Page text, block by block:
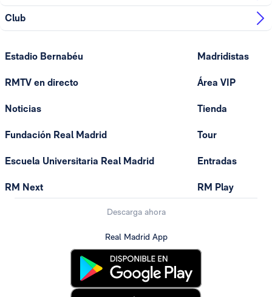
Club
Estadio Bernabéu
RMTV en directo
Noticias
Fundación Real Madrid
Escuela Universitaria Real Madrid
RM Next
Madridistas
Área VIP
Tienda
Tour
Entradas
RM Play
Descarga ahora
Real Madrid App